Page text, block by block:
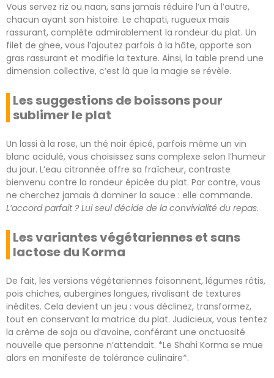
Vous servez riz ou naan, sans jamais réduire l’un à l’autre,
chacun ayant son histoire. Le chapati, rugueux mais
rassurant, complète admirablement la rondeur du plat. Un
filet de ghee, vous l’ajoutez parfois à la hâte, apporte son
gras rassurant et modifie la texture. Ainsi, la table prend une
dimension collective, c’est là que la magie se révèle.
Les suggestions de boissons pour
sublimer le plat
Un lassi à la rose, un thé noir épicé, parfois même un vin
blanc acidulé, vous choisissez sans complexe selon l’humeur
du jour. L’eau citronnée offre sa fraîcheur, contraste
bienvenu contre la rondeur épicée du plat. Par contre, vous
ne cherchez jamais à dominer la sauce : elle commande.
L’accord parfait ? Lui seul décide de la convivialité du repas.
Les variantes végétariennes et sans
lactose du Korma
De fait, les versions végétariennes foisonnent, légumes rôtis,
pois chiches, aubergines longues, rivalisant de textures
inédites. Cela devient un jeu : vous déclinez, transformez,
tout en conservant la matrice du plat. Judicieux, vous tentez
la crème de soja ou d’avoine, conférant une onctuosité
nouvelle que personne n’attendait. *Le Shahi Korma se mue
alors en manifeste de tolérance culinaire*.